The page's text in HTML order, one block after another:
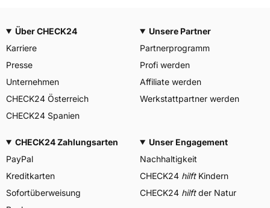
Über CHECK24
Karriere
Presse
Unternehmen
CHECK24 Österreich
CHECK24 Spanien
Unsere Partner
Partnerprogramm
Profi werden
Affiliate werden
Werkstattpartner werden
CHECK24 Zahlungsarten
PayPal
Kreditkarten
Sofortüberweisung
Unser Engagement
Nachhaltigkeit
CHECK24 hilftKindern
CHECK24 hilftder Natur